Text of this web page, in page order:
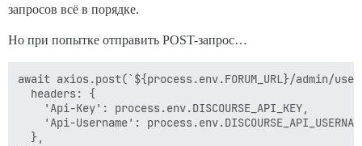
запросов всё в порядке.
Но при попытке отправить POST-запрос…
await axios.post(`${process.env.FORUM_URL}/admin/
  headers: {
    'Api-Key': process.env.DISCOURSE_API_KEY,
'Api-Username':
  },